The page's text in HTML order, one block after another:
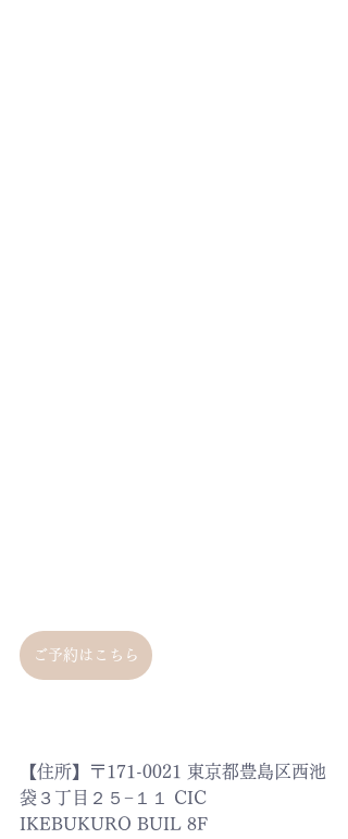
ご予約はこちら
【住所】〒171-0021 東京都豊島区西池
袋３丁目２５−１１ CIC
IKEBUKURO BUIL 8F